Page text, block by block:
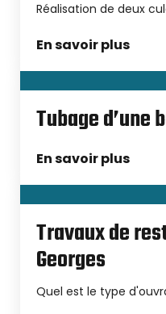
Réalisation de deux
En savoir plus
Tubage d’une
En savoir plus
Travaux de
Georges
Quel est le type